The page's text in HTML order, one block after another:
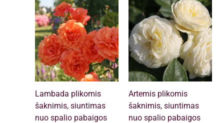
Lambada plikomis
šaknimis, siuntimas
nuo spalio pabaigos
Artemis plikomis
šaknimis, siuntimas
nuo spalio pabaigos